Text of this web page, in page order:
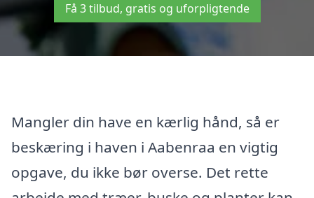
Få 3 tilbud, gratis og uforpligtende
Mangler din have en kærlig hånd, så er
beskæring i haven i Aabenraa en vigtig
opgave, du ikke bør overse. Det rette